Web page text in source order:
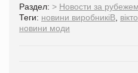
Раздел: > Новости за рубежем
Теги: новини виробникіВ
новини моди